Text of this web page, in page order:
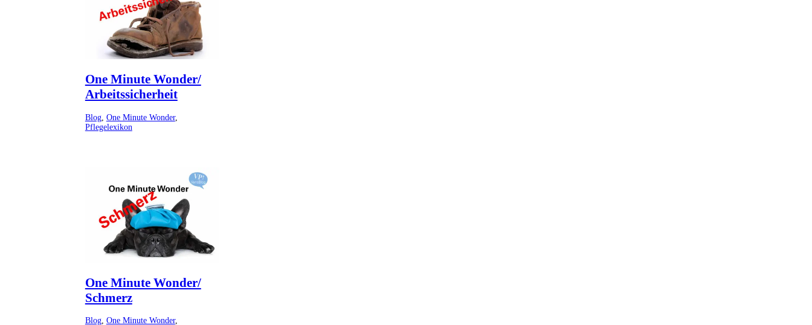
One Minute Wonder/
Arbeitssicherheit
Blog, One Minute Wonder,
Pflegelexikon
One Minute Wonder/
Schmerz
Blog, One Minute Wonder,